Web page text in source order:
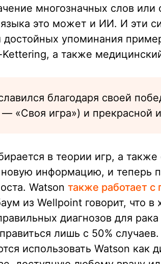
многозначных слов или
языка это может и ИИ. И эти
достойных упоминания
Kettering, а также
благодаря своей
— «Своя игра») и прекрасной
в теории игр, а также
новую информацию, и теперь
Watson также работает с
из Wellpoint говорит, что в
диагнозов для
лишь с 50%
использовать Watson как